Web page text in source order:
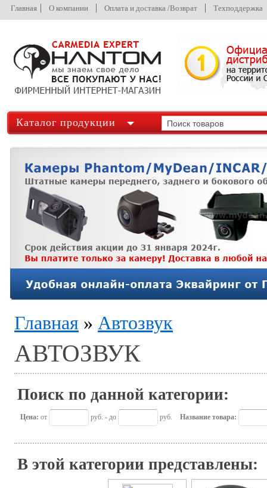
Главная О компании Оплата и доставка /Возврат Техподдержка
Каталог продукции
Главная » Автозвук
АВТОЗВУК
Поиск по данной категории:
Цена: от руб. - до руб. Название товара:
В этой категории представлены: